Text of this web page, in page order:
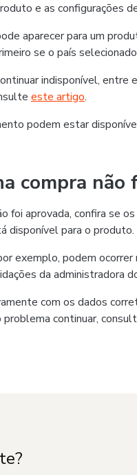
e as configurações
aparecer para um
se o país
indisponível,
este artigo.
podem estar
compra não
foi aprovada, confira se
disponível para o produto.
exemplo, podem
da administradora
com os dados
problema continuar,